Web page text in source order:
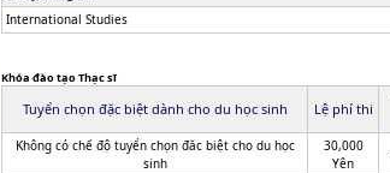
International Studies
Khóa đào tạo Thạc sĩ
Tuyển chọn đặc biệt dành cho du học sinh Lệ phí thi
Không có chế độ tuyển chọn đăc biệt cho du học
sinh
30,000
Yên